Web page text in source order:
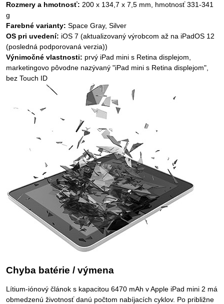
Rozmery a hmotnosť: 200 x 134,7 x 7,5 mm, hmotnosť 331-341
g
Farebné varianty: Space Gray, Silver
OS pri uvedení: iOS 7 (aktualizovaný výrobcom až na iPadOS 12
(posledná podporovaná verzia))
Výnimočné vlastnosti: prvý iPad mini s Retina displejom,
marketingovo pôvodne nazývaný "iPad mini s Retina displejom",
bez Touch ID
Chyba batérie / výmena
Lítium-iónový článok s kapacitou 6470 mAh v Apple iPad mini 2 má
obmedzenú životnosť danú počtom nabíjacích cyklov. Po približne